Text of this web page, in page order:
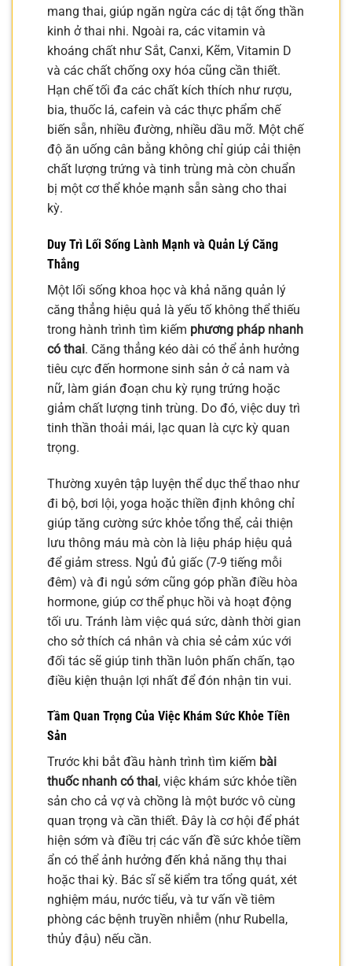
mang thai, giúp ngăn ngừa các dị tật ống thần
kinh ở thai nhi. Ngoài ra, các vitamin và
khoáng chất như Sắt, Canxi, Kẽm, Vitamin D
và các chất chống oxy hóa cũng cần thiết.
Hạn chế tối đa các chất kích thích như rượu,
bia, thuốc lá, cafein và các thực phẩm chế
biến sẵn, nhiều đường, nhiều dầu mỡ. Một chế
độ ăn uống cân bằng không chỉ giúp cải thiện
chất lượng trứng và tinh trùng mà còn chuẩn
bị một cơ thể khỏe mạnh sẵn sàng cho thai
kỳ.
Duy Trì Lối Sống Lành Mạnh và Quản Lý Căng
Thẳng
Một lối sống khoa học và khả năng quản lý
căng thẳng hiệu quả là yếu tố không thể thiếu
trong hành trình tìm kiếm phương pháp nhanh
có thai. Căng thẳng kéo dài có thể ảnh hưởng
tiêu cực đến hormone sinh sản ở cả nam và
nữ, làm gián đoạn chu kỳ rụng trứng hoặc
giảm chất lượng tinh trùng. Do đó, việc duy trì
tinh thần thoải mái, lạc quan là cực kỳ quan
trọng.
Thường xuyên tập luyện thể dục thể thao như
đi bộ, bơi lội, yoga hoặc thiền định không chỉ
giúp tăng cường sức khỏe tổng thể, cải thiện
lưu thông máu mà còn là liệu pháp hiệu quả
để giảm stress. Ngủ đủ giấc (7-9 tiếng mỗi
đêm) và đi ngủ sớm cũng góp phần điều hòa
hormone, giúp cơ thể phục hồi và hoạt động
tối ưu. Tránh làm việc quá sức, dành thời gian
cho sở thích cá nhân và chia sẻ cảm xúc với
đối tác sẽ giúp tinh thần luôn phấn chấn, tạo
điều kiện thuận lợi nhất để đón nhận tin vui.
Tầm Quan Trọng Của Việc Khám Sức Khỏe Tiền
Sản
Trước khi bắt đầu hành trình tìm kiếm bài
thuốc nhanh có thai, việc khám sức khỏe tiền
sản cho cả vợ và chồng là một bước vô cùng
quan trọng và cần thiết. Đây là cơ hội để phát
hiện sớm và điều trị các vấn đề sức khỏe tiềm
ẩn có thể ảnh hưởng đến khả năng thụ thai
hoặc thai kỳ. Bác sĩ sẽ kiểm tra tổng quát, xét
nghiệm máu, nước tiểu, và tư vấn về tiêm
phòng các bệnh truyền nhiễm (như Rubella,
thủy đậu) nếu cần.